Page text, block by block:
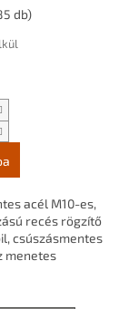
db)
acél M10-es,
recés rögzítő
csúszásmentes
menetes